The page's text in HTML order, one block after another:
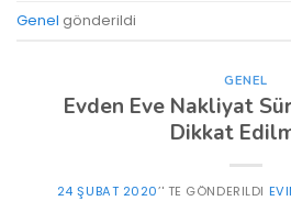
Genel gönderildi
GENEL
Evden Eve Nakliyat
Dikkat
24 ŞUBAT 2020’' TE GÖNDERILDI